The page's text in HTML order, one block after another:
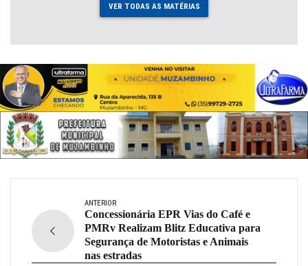
VER TODAS AS MATÉRIAS
ANTERIOR
Concessionária EPR Vias do Café e
PMRv Realizam Blitz Educativa para
Segurança de Motoristas e Animais
nas estradas